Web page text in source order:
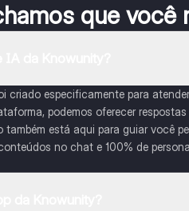
que você
criado especificamente para
podemos oferecer
também está aqui para guiar você
no chat e 100% de